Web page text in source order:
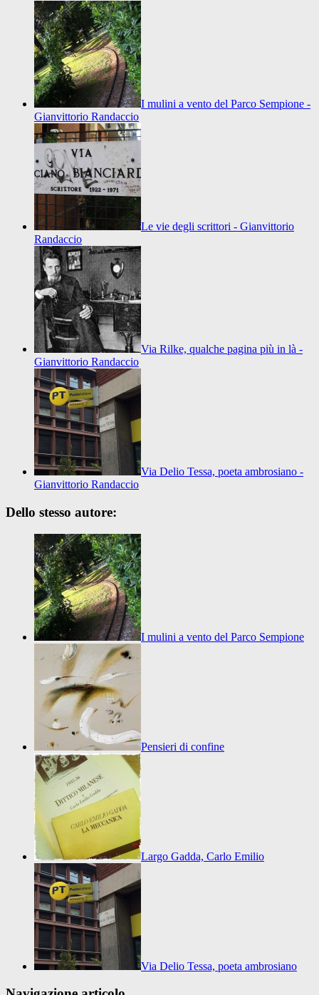
I mulini a vento del Parco Sempione -
Gianvittorio Randaccio
Le vie degli scrittori - Gianvittorio
Randaccio
Via Rilke, qualche pagina più in là -
Gianvittorio Randaccio
Via Delio Tessa, poeta ambrosiano -
Gianvittorio Randaccio
Dello stesso autore:
I mulini a vento del Parco Sempione
Pensieri di confine
Largo Gadda, Carlo Emilio
Via Delio Tessa, poeta ambrosiano